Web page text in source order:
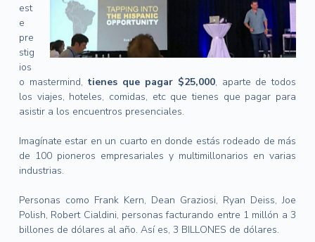
est
e
pre
stig
ios
o mastermind, tienes que pagar $25,000, aparte de todos
los viajes, hoteles, comidas, etc que tienes que pagar para
asistir a los encuentros presenciales.
Imagínate estar en un cuarto en donde estás rodeado de más
de 100 pioneros empresariales y multimillonarios en varias
industrias.
Personas como Frank Kern, Dean Graziosi, Ryan Deiss, Joe
Polish, Robert Cialdini, personas facturando entre 1 millón a 3
billones de dólares al año. Así es, 3 BILLONES de dólares.